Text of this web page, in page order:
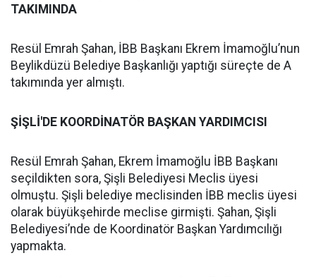
TAKIMINDA
Resül Emrah Şahan, İBB Başkanı Ekrem İmamoğlu’nun
Beylikdüzü Belediye Başkanlığı yaptığı süreçte de A
takımında yer almıştı.
ŞİŞLİ'DE KOORDİNATÖR BAŞKAN YARDIMCISI
Resül Emrah Şahan, Ekrem İmamoğlu İBB Başkanı
seçildikten sora, Şişli Belediyesi Meclis üyesi
olmuştu. Şişli belediye meclisinden İBB meclis üyesi
olarak büyükşehirde meclise girmişti. Şahan, Şişli
Belediyesi’nde de Koordinatör Başkan Yardımcılığı
yapmakta.